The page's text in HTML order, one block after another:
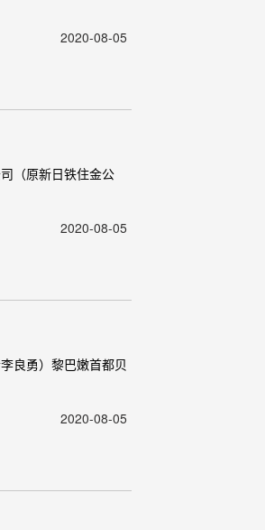
2020-08-05
（原新日铁住金公
2020-08-05
良勇）黎巴嫩首都贝
2020-08-05